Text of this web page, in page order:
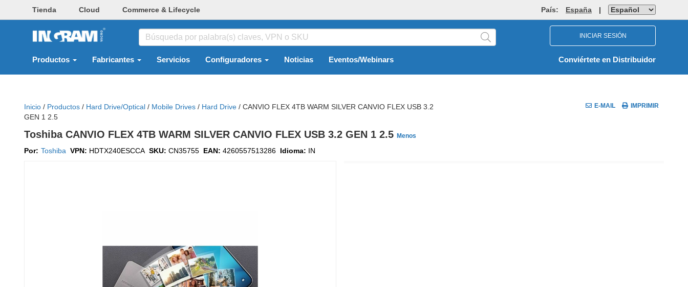
Tienda Cloud Commerce & Lifecycle País: España |
INICIAR SESIÓN
Productos Fabricantes Servicios Configuradores Noticias Eventos/Webinars Conviértete en Distribuidor
Inicio / Productos / Hard Drive/optical / Mobile Drives / Hard Drive / CANVIO FLEX 4TB WARM SILVER CANVIO FLEX USB 3.2
GEN 1 2.5
E-MAIL IMPRIMIR
Toshiba CANVIO FLEX 4TB WARM SILVER CANVIO FLEX USB 3.2 GEN 1 2.5 Menos
Por: Toshiba VPN: HDTX240ESCCA SKU: CN35755 EAN: 4260557513286 Idioma: IN